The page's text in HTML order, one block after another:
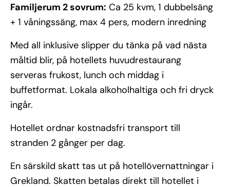
Familjerum 2 sovrum: Ca 25 kvm, 1 dubbelsäng
+ 1 våningssäng, max 4 pers, modern inredning
Med all inklusive slipper du tänka på vad nästa
måltid blir, på hotellets huvudrestaurang
serveras frukost, lunch och middag i
buffetformat. Lokala alkoholhaltiga och fri dryck
ingår.
Hotellet ordnar kostnadsfri transport till
stranden 2 gånger per dag.
En särskild skatt tas ut på hotellövernattningar i
Grekland. Skatten betalas direkt till hotellet i